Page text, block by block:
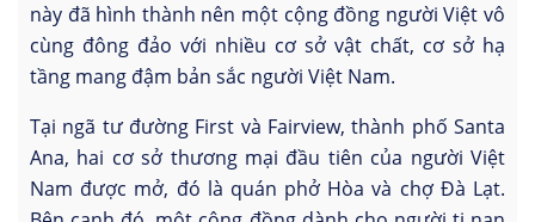
này đã hình thành nên một cộng đồng người Việt vô
cùng đông đảo với nhiều cơ sở vật chất, cơ sở hạ
tầng mang đậm bản sắc người Việt Nam.
Tại ngã tư đường First và Fairview, thành phố Santa
Ana, hai cơ sở thương mại đầu tiên của người Việt
Nam được mở, đó là quán phở Hòa và chợ Đà Lạt.